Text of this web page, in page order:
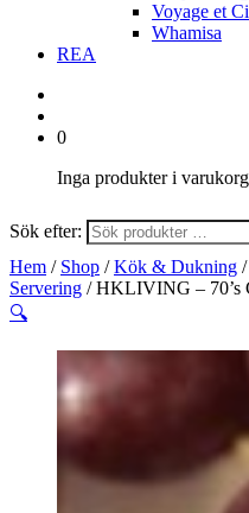
Voyage et
Whamisa
REA
0
Inga produkter i
Sök efter:
Hem / Shop /Kök & Dukning /
Servering / HKLIVING – 70’s
🔍